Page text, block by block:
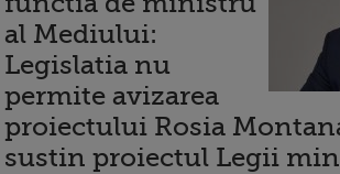
al Mediului:
Legislatia nu
permite avizarea
proiectului Rosia
sustin proiectul Legii